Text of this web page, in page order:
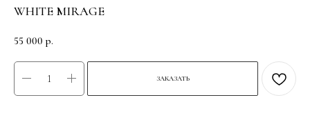
WHITE MIRAGE
55 000 р.
ЗАКАЗАТЬ